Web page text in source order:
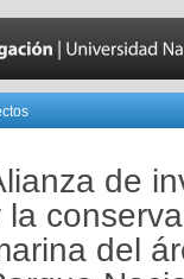
de
la
del